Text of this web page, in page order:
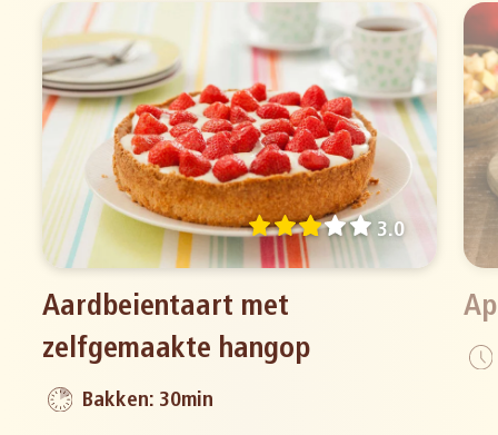
Aardbeientaart met
zelfgemaakte hangop
Bakken: 30min
3.0